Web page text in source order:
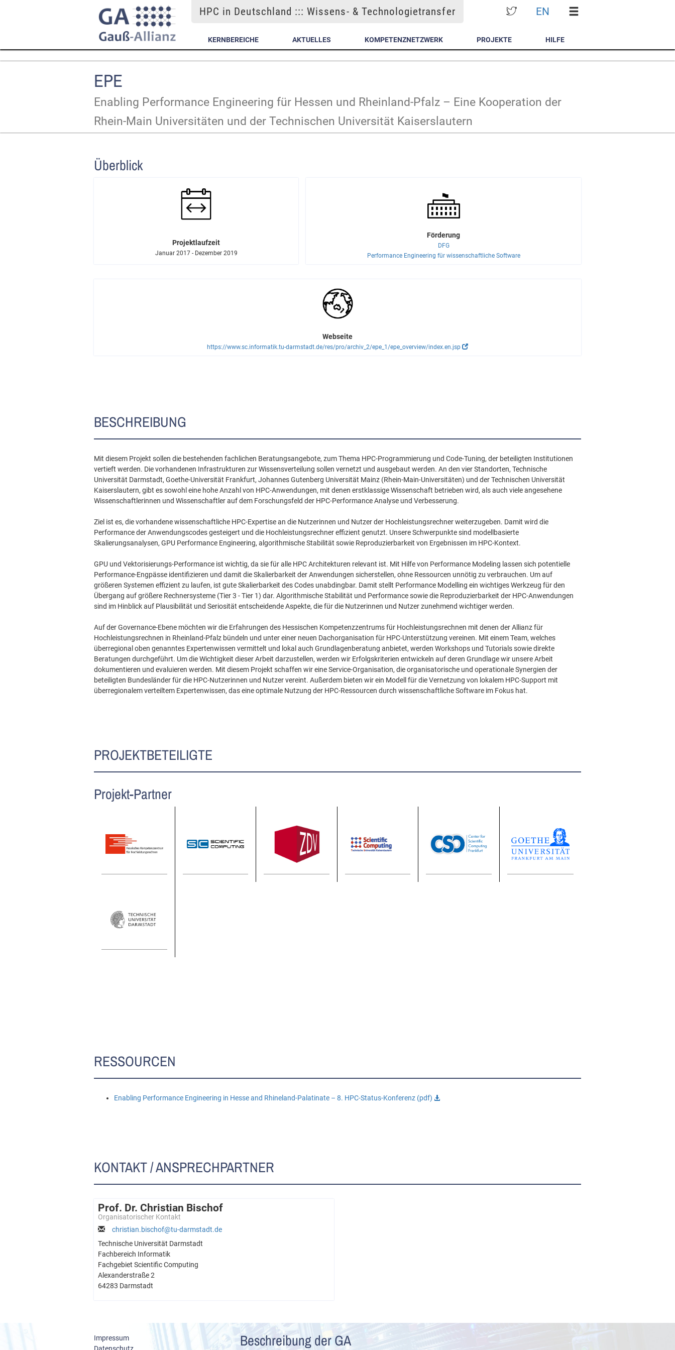
HPC in Deutschland ::: Wissens- & Technologietransfer EN
KERNBEREICHE AKTUELLES KOMPETENZNETZWERK PROJEKTE HILFE
EPE
Enabling Performance Engineering für Hessen und Rheinland-Pfalz – Eine Kooperation der
Rhein-Main Universitäten und der Technischen Universität Kaiserslautern
Überblick
Projektlaufzeit
Januar 2017 - Dezember 2019
Förderung
DFG
Performance Engineering für wissenschaftliche Software
Webseite
https://www.sc.informatik.tu-darmstadt.de/res/pro/archiv_2/epe_1/epe_overview/index.en.jsp
BESCHREIBUNG
Mit diesem Projekt sollen die bestehenden fachlichen Beratungsangebote, zum Thema HPC-Programmierung und Code-Tuning, der beteiligten Institutionen
vertieft werden. Die vorhandenen Infrastrukturen zur Wissensverteilung sollen vernetzt und ausgebaut werden. An den vier Standorten, Technische
Universität Darmstadt, Goethe-Universität Frankfurt, Johannes Gutenberg Universität Mainz (Rhein-Main-Universitäten) und der Technischen Universität
Kaiserslautern, gibt es sowohl eine hohe Anzahl von HPC-Anwendungen, mit denen erstklassige Wissenschaft betrieben wird, als auch viele angesehene
Wissenschaftlerinnen und Wissenschaftler auf dem Forschungsfeld der HPC-Performance Analyse und Verbesserung.
Ziel ist es, die vorhandene wissenschaftliche HPC-Expertise an die Nutzerinnen und Nutzer der Hochleistungsrechner weiterzugeben. Damit wird die
Performance der Anwendungscodes gesteigert und die Hochleistungsrechner effizient genutzt. Unsere Schwerpunkte sind modellbasierte
Skalierungsanalysen, GPU Performance Engineering, algorithmische Stabilität sowie Reproduzierbarkeit von Ergebnissen im HPC-Kontext.
GPU und Vektorisierungs-Performance ist wichtig, da sie für alle HPC Architekturen relevant ist. Mit Hilfe von Performance Modeling lassen sich potentielle
Performance-Engpässe identifizieren und damit die Skalierbarkeit der Anwendungen sicherstellen, ohne Ressourcen unnötig zu verbrauchen. Um auf
größeren Systemen effizient zu laufen, ist gute Skalierbarkeit des Codes unabdingbar. Damit stellt Performance Modelling ein wichtiges Werkzeug für den
Übergang auf größere Rechnersysteme (Tier 3 - Tier 1) dar. Algorithmische Stabilität und Performance sowie die Reproduzierbarkeit der HPC-Anwendungen
sind im Hinblick auf Plausibilität und Seriosität entscheidende Aspekte, die für die Nutzerinnen und Nutzer zunehmend wichtiger werden.
Auf der Governance-Ebene möchten wir die Erfahrungen des Hessischen Kompetenzzentrums für Hochleistungsrechnen mit denen der Allianz für
Hochleistungsrechnen in Rheinland-Pfalz bündeln und unter einer neuen Dachorganisation für HPC-Unterstützung vereinen. Mit einem Team, welches
überregional oben genanntes Expertenwissen vermittelt und lokal auch Grundlagenberatung anbietet, werden Workshops und Tutorials sowie direkte
Beratungen durchgeführt. Um die Wichtigkeit dieser Arbeit darzustellen, werden wir Erfolgskriterien entwickeln auf deren Grundlage wir unsere Arbeit
dokumentieren und evaluieren werden. Mit diesem Projekt schaffen wir eine Service-Organisation, die organisatorische und operationale Synergien der
beteiligten Bundesländer für die HPC-Nutzerinnen und Nutzer vereint. Außerdem bieten wir ein Modell für die Vernetzung von lokalem HPC-Support mit
überregionalem verteiltem Expertenwissen, das eine optimale Nutzung der HPC-Ressourcen durch wissenschaftliche Software im Fokus hat.
PROJEKTBETEILIGTE
Projekt-Partner
RESSOURCEN
Enabling Performance Engineering in Hesse and Rhineland-Palatinate – 8. HPC-Status-Konferenz (pdf)
KONTAKT / ANSPRECHPARTNER
Prof. Dr. Christian Bischof
Organisatorischer Kontakt
christian.bischof@tu-darmstadt.de
Technische Universität Darmstadt
Fachbereich Informatik
Fachgebiet Scientific Computing
Alexanderstraße 2
64283 Darmstadt
Impressum
Beschreibung der GA